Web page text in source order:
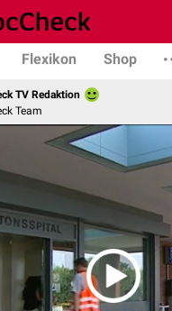
Flexikon Shop
TV Redaktion
Team